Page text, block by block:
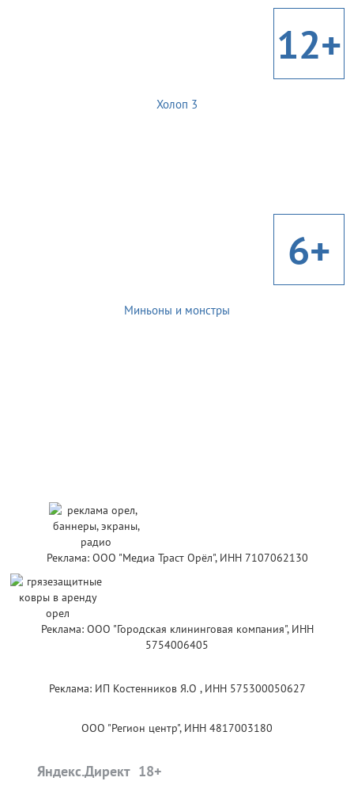
12+
Холоп 3
6+
Миньоны и монстры
Реклама: ООО "Медиа Траст Орёл", ИНН 7107062130
Реклама: ООО "Городская клининговая компания", ИНН
5754006405
Реклама: ИП Костенников Я.О , ИНН 575300050627
ООО "Регион центр", ИНН 4817003180
Яндекс.Директ